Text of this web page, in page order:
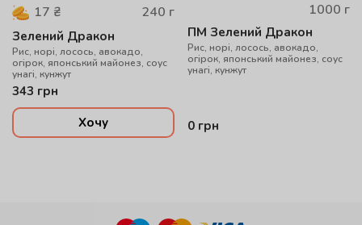
17 ₴ 240 г
Зелений Дракон
Рис, норі, лосось, авокадо,
огірок, японський майонез, соус
унагі, кунжут
343 грн
Хочу
1000 г
ПМ Зелений Дракон
Рис, норі, лосось, авокадо,
огірок, японський майонез, соус
унагі, кунжут
0 грн